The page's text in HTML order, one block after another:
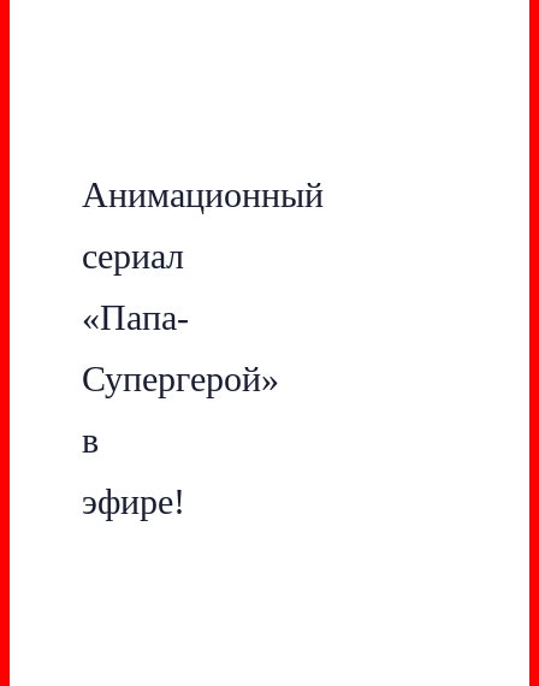
Анимационный
сериал
«Папа-
Супергерой»
в
эфире!